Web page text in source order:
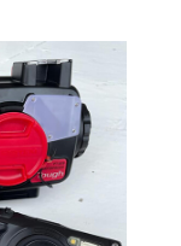
ットを外
くことは
ャケット